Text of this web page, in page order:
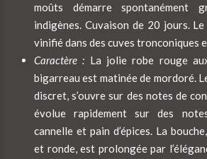
moûts démarre spontanément
indigènes. Cuvaison de 20 jours.
vinifié dans des cuves tronconiques
Caractère : La jolie robe rouge
bigarreau est matinée de mordoré.
discret, s’ouvre sur des notes de
évolue rapidement sur des
cannelle et pain d’épices. La
et ronde, est prolongée par